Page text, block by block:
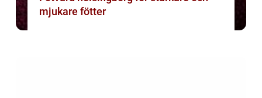
mjukare fötter